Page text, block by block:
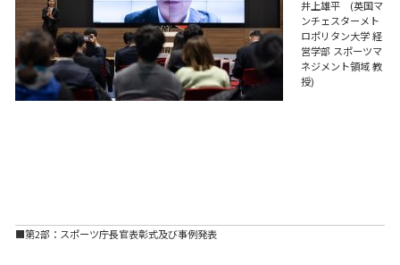
井上雄平 (英国マ
ンチェスターメト
ロポリタン大学 経
営学部 スポーツマ
ネジメント領域 教
授)
■第2部：スポーツ庁長官表彰式及び事例発表